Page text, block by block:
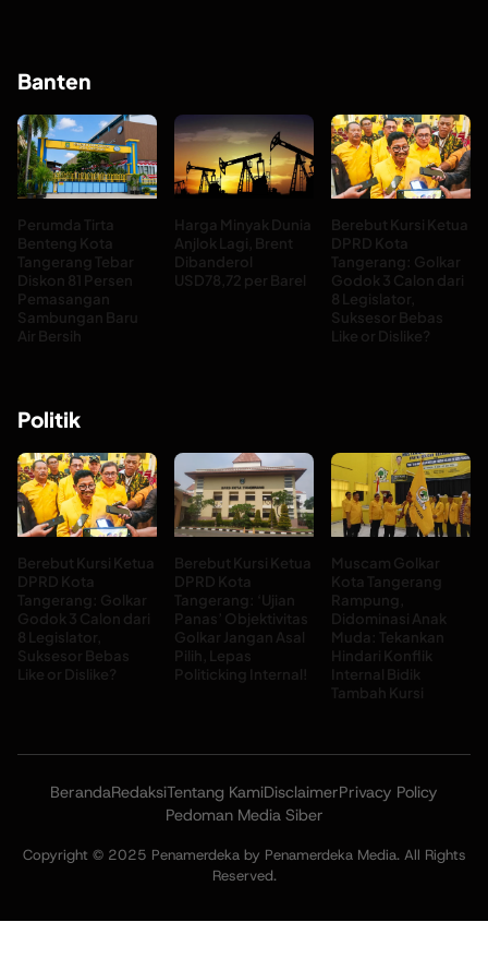
Banten
Perumda Tirta
Benteng Kota
Tangerang Tebar
Diskon 81 Persen
Pemasangan
Sambungan Baru
Air Bersih
Harga Minyak Dunia
Anjlok Lagi, Brent
Dibanderol
USD78,72 per Barel
Berebut Kursi Ketua
DPRD Kota
Tangerang: Golkar
Godok 3 Calon dari
8 Legislator,
Suksesor Bebas
Like or Dislike?
Politik
Berebut Kursi Ketua
DPRD Kota
Tangerang: Golkar
Godok 3 Calon dari
8 Legislator,
Suksesor Bebas
Like or Dislike?
Berebut Kursi Ketua
DPRD Kota
Tangerang: ‘Ujian
Panas’ Objektivitas
Golkar Jangan Asal
Pilih, Lepas
Politicking Internal!
Muscam Golkar
Kota Tangerang
Rampung,
Didominasi Anak
Muda: Tekankan
Hindari Konflik
Internal Bidik
Tambah Kursi
BerandaRedaksiTentang KamiDisclaimerPrivacy Policy
Pedoman Media Siber
Copyright © 2025 Penamerdeka by Penamerdeka Media. All Rights
Reserved.